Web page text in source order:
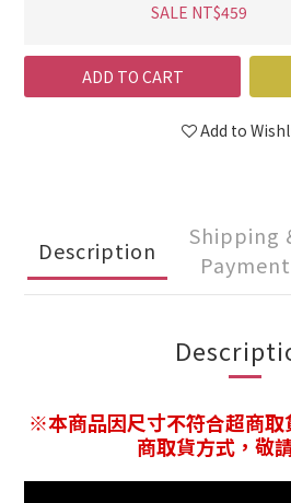
SALE NT$459
ADD TO CART
Add to
Description
Shipping
Payment
※本商品因尺寸不符合超商取
商取貨方式，敬